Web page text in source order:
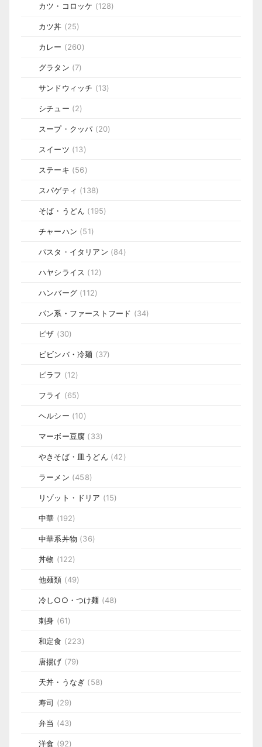
カツ・コロッケ (128)
カツ丼 (25)
カレー (260)
グラタン (7)
サンドウィッチ (13)
シチュー (2)
スープ・クッパ (20)
スイーツ (13)
ステーキ (56)
スパゲティ (138)
そば・うどん (195)
チャーハン (51)
パスタ・イタリアン (84)
ハヤシライス (12)
ハンバーグ (112)
パン系・ファーストフード (34)
ピザ (30)
ビビンバ・冷麺 (37)
ピラフ (12)
フライ (65)
ヘルシー (10)
マーボー豆腐 (33)
やきそば・皿うどん (42)
ラーメン (458)
リゾット・ドリア (15)
中華 (192)
中華系丼物 (36)
丼物 (122)
他麺類 (49)
冷し○○・つけ麺 (48)
刺身 (61)
和定食 (223)
唐揚げ (79)
天丼・うなぎ (58)
寿司 (29)
弁当 (43)
洋食 (92)